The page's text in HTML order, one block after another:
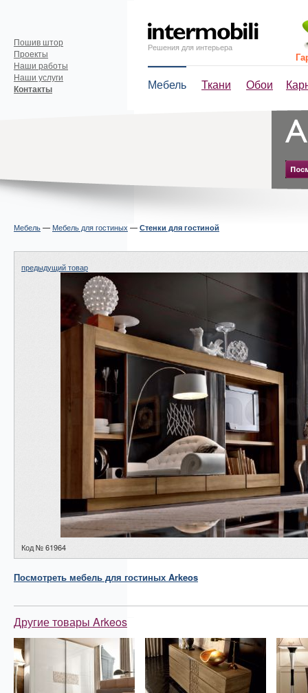
Решения для интерьера
Мебель Ткани Обои
Пошив штор
Проекты
Наши работы
Наши услуги
Контакты
Мебель— Мебель для гостиных — Стенки для гостиной
предыдущий товар
Код № 61964
Посмотреть мебель для гостиных Arkeos
Другие товары Arkeos